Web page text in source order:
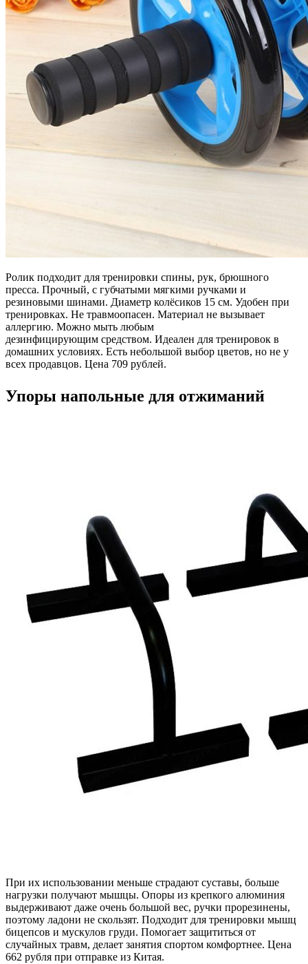
Ролик подходит для тренировки спины, рук, брюшного
пресса. Прочный, с губчатыми мягкими ручками и
резиновыми шинами. Диаметр колёсиков 15 см. Удобен при
тренировках. Не травмоопасен. Материал не вызывает
аллергию. Можно мыть любым
дезинфицирующим средством. Идеален для тренировок в
домашних условиях. Есть небольшой выбор цветов, но не у
всех продавцов. Цена 709 рублей.
Упоры напольные для отжиманий
При их использовании меньше страдают суставы, больше
нагрузки получают мышцы. Опоры из крепкого алюминия
выдерживают даже очень большой вес, ручки прорезинены,
поэтому ладони не скользят. Подходит для тренировки мышц
бицепсов и мускулов груди. Помогает защититься от
случайных травм, делает занятия спортом комфортнее. Цена
662 рубля при отправке из Китая.